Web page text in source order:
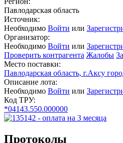
Павлодарская область
Источник:
Необходимо Войти или
Организатор:
Необходимо Войти или
Проверить контрагента Жалобы
Место поставки:
Павлодарская область, г.Аксу
Описание лота:
Необходимо Войти или
Код ТРУ:
*04143.550.000000
Протоколы